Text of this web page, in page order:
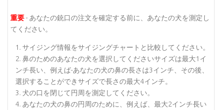
重要- あなたの銃口の注文を確定する前に、あなたの犬を測定し
てください。
サイジング情報をサイジングチャートと比較してください。
鼻のためのあなたの犬を選択してくださいサイズは最大1イ
ンチ長い、例えば-あなたの犬の鼻の長さは3インチ、その後、
選択することができサイズで長さの最大4インチ。
犬の口を閉じて円周を測定してください。
あなたの犬の鼻の円周のために、例えば、最大2インチ長い